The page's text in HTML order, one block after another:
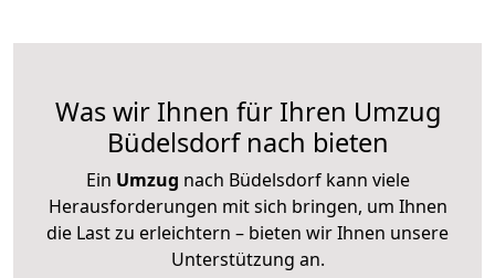
Was wir Ihnen für Ihren Umzug
Büdelsdorf nach bieten
Ein Umzug nach Büdelsdorf kann viele
Herausforderungen mit sich bringen, um Ihnen
die Last zu erleichtern – bieten wir Ihnen unsere
Unterstützung an.